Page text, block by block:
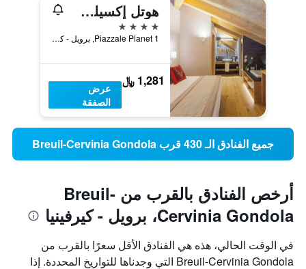
هوتل إكسيلسيور بلانيت
4 نجوم
Piazzale Planet 1, برويل - كيرفينيا, إقليم فالي دا أوستا, إيطاليا
1,281 ﷼
عرض
الصفقة
جميع الفنادق الـ 430 قرب Breuil-Cervinia Gondola
أرخص الفنادق بالقرب من Breuil-
Cervinia Gondola، برويل - كيرفينيا
في الوقت الحالي، هذه هي الفنادق الأقل سعرًا بالقرب من
Breuil-Cervinia Gondola التي وجدناها للتواريخ المحددة. إذا